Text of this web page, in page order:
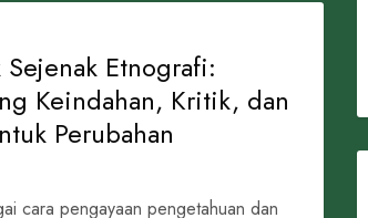
Etnografi:
Keindahan, Kritik, dan
Perubahan
cara pengayaan pengetahuan dan